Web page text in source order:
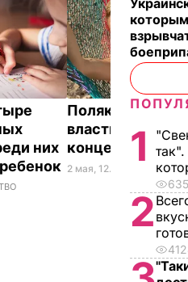
них
Полякова
власть
концерты
2 мая, 12.03 КУЛЬТУРА
1
2